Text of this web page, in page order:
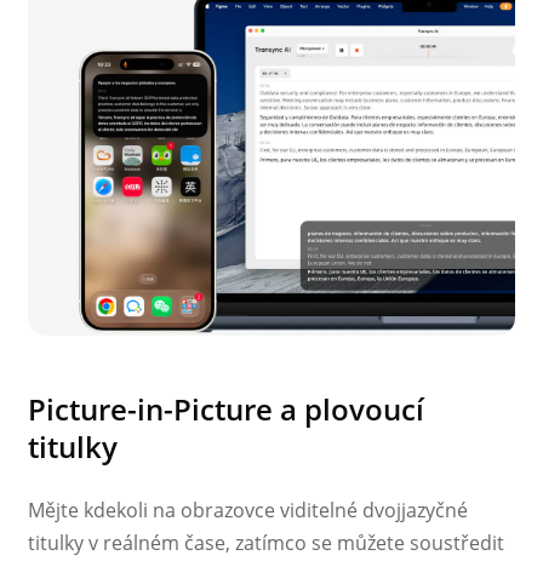
Picture-in-Picture a plovoucí
titulky
Mějte kdekoli na obrazovce viditelné dvojjazyčné
titulky v reálném čase, zatímco se můžete soustředit